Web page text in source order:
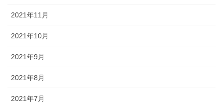
2021年11月
2021年10月
2021年9月
2021年8月
2021年7月